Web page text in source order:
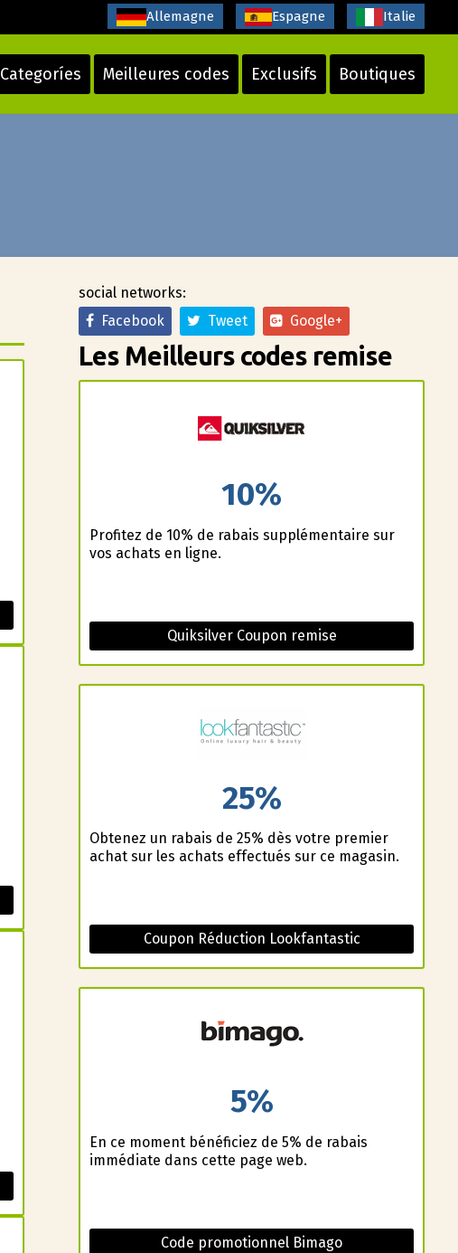
Categoríes Meilleures codes Exclusifs Boutiques
Allemagne Espagne Italie
social networks:
Facebook
Tweet Google+
Les Meilleurs codes remise
10%
Profitez de 10% de rabais supplémentaire sur
vos achats en ligne.
Quiksilver Coupon remise
25%
Obtenez un rabais de 25% dès votre premier
achat sur les achats effectués sur ce magasin.
Coupon Réduction Lookfantastic
5%
En ce moment bénéficiez de 5% de rabais
immédiate dans cette page web.
Code promotionnel Bimago